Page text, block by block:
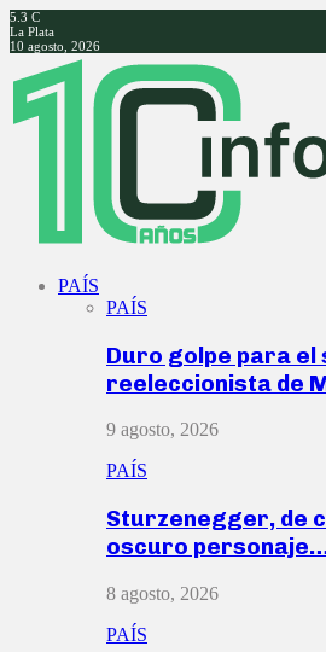
5.3 C
La Plata
10 agosto, 2026
Facebook
Twitter
Instagram
Youtube
PAÍS
PAÍS
Duro golpe para el
reeleccionista de
9 agosto, 2026
PAÍS
Sturzenegger, de
oscuro
8 agosto, 2026
PAÍS